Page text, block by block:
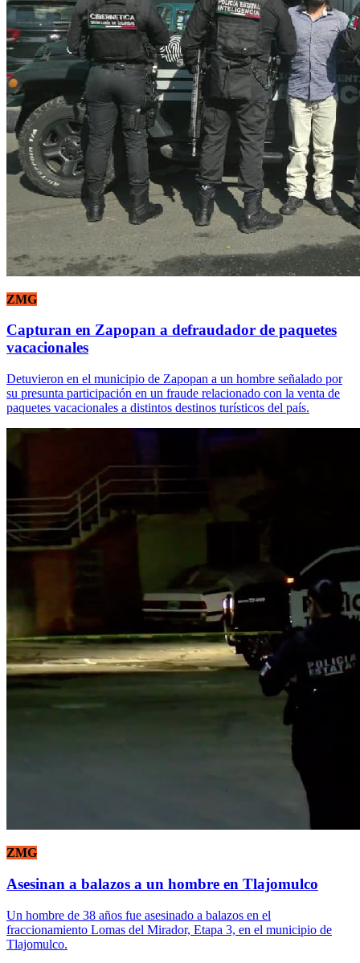
ZMG
Capturan en Zapopan a defraudador de paquetes
vacacionales
Detuvieron en el municipio de Zapopan a un hombre señalado por
su presunta participación en un fraude relacionado con la venta de
paquetes vacacionales a distintos destinos turísticos del país.
ZMG
Asesinan a balazos a un hombre en Tlajomulco
Un hombre de 38 años fue asesinado a balazos en el
fraccionamiento Lomas del Mirador, Etapa 3, en el municipio de
Tlajomulco.